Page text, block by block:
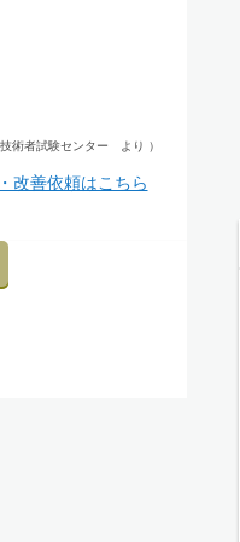
術者試験センター より ）
改善依頼はこちら